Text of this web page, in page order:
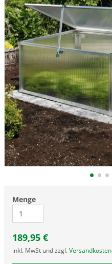
Menge
189,95 €
inkl. MwSt und zzgl. Versandkosten